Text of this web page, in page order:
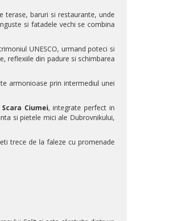
terase, baruri si restaurante, unde
si fatadele vechi se combina
UNESCO, urmand poteci si
reflexiile din padure si schimbarea
armonioase prin intermediul unei
Scara Ciumei, integrate perfect in
si pietele mici ale Dubrovnikului,
trece de la faleze cu promenade